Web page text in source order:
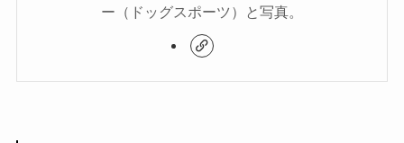
ー（ドッグスポーツ）と写真。